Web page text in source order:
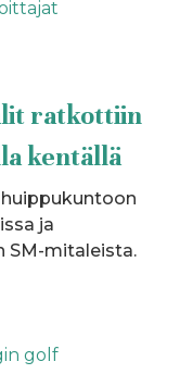
ratkottiin
kentällä
ja
SM-mitaleista.